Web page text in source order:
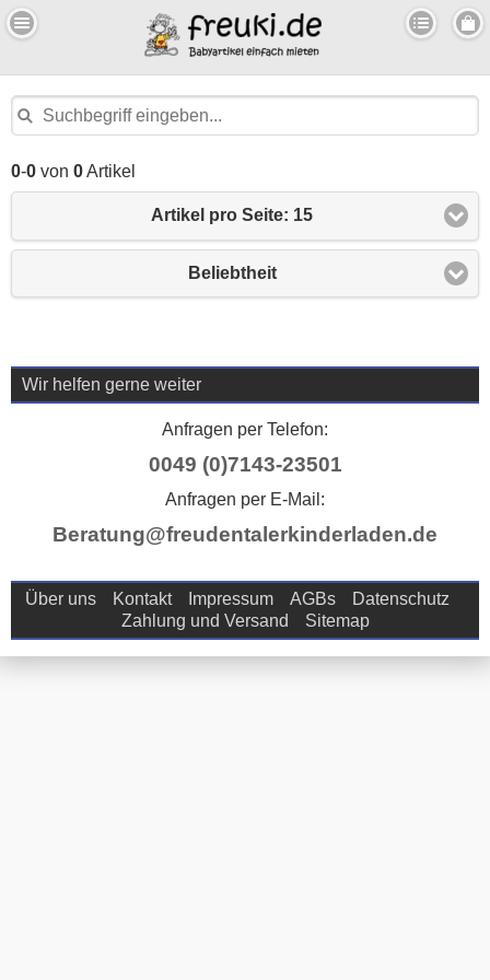
0-0 von 0Artikel
Artikel pro Seite: 15
Beliebtheit
Wir helfen gerne weiter
Anfragen per Telefon:
0049 (0)7143-23501
Anfragen per E-Mail:
Beratung@freudentalerkinderladen.de
Über uns Kontakt Impressum AGBs
Datenschutz
Zahlung und Versand
Sitemap